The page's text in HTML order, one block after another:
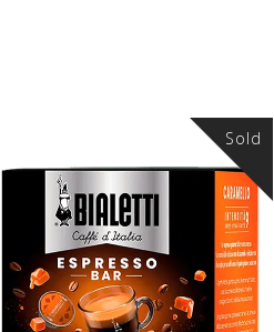
Sold
LEES VERDER